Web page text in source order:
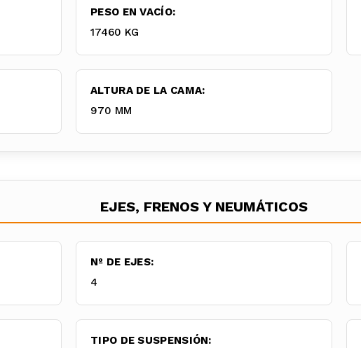
PESO EN VACÍO:
17460 KG
ALTURA DE LA CAMA:
970 MM
EJES, FRENOS Y NEUMÁTICOS
Nº DE EJES:
4
TIPO DE SUSPENSIÓN: